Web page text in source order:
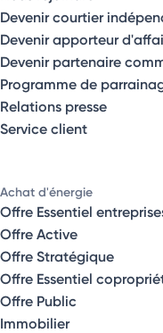
Devenir courtier
Devenir apporteur
Devenir partenaire
Programme de
Relations presse
Service client
Achat d'énergie
Offre Essentiel
Offre Active
Offre Stratégique
Offre Essentiel
Offre Public
Immobilier